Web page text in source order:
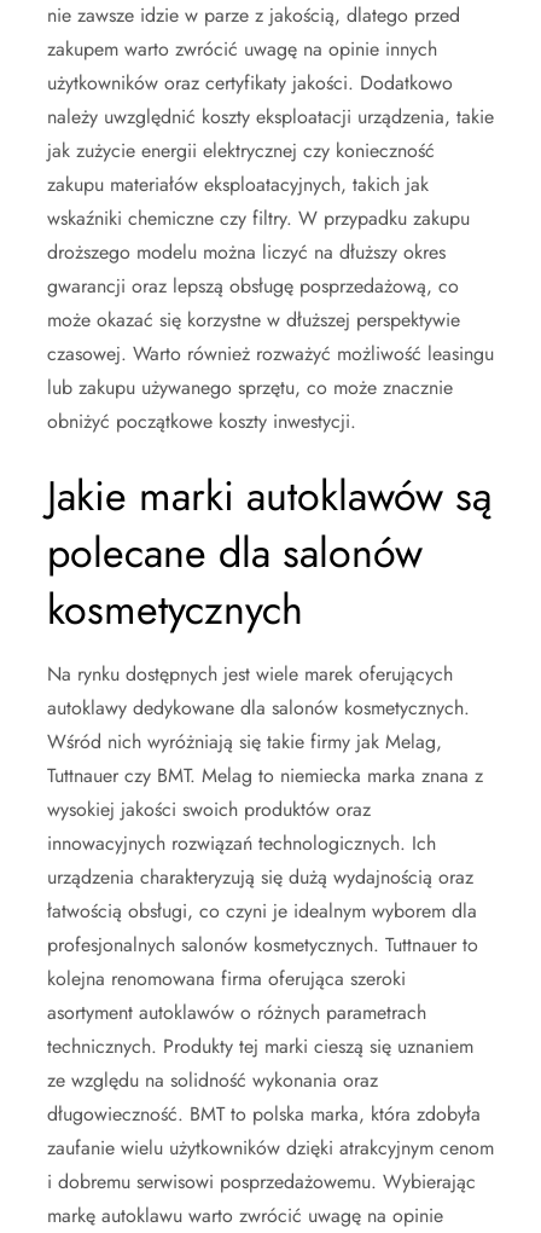
nie zawsze idzie w parze z jakością, dlatego przed
zakupem warto zwrócić uwagę na opinie innych
użytkowników oraz certyfikaty jakości. Dodatkowo
należy uwzględnić koszty eksploatacji urządzenia, takie
jak zużycie energii elektrycznej czy konieczność
zakupu materiałów eksploatacyjnych, takich jak
wskaźniki chemiczne czy filtry. W przypadku zakupu
droższego modelu można liczyć na dłuższy okres
gwarancji oraz lepszą obsługę posprzedażową, co
może okazać się korzystne w dłuższej perspektywie
czasowej. Warto również rozważyć możliwość leasingu
lub zakupu używanego sprzętu, co może znacznie
obniżyć początkowe koszty inwestycji.
Jakie marki autoklawów są
polecane dla salonów
kosmetycznych
Na rynku dostępnych jest wiele marek oferujących
autoklawy dedykowane dla salonów kosmetycznych.
Wśród nich wyróżniają się takie firmy jak Melag,
Tuttnauer czy BMT. Melag to niemiecka marka znana z
wysokiej jakości swoich produktów oraz
innowacyjnych rozwiązań technologicznych. Ich
urządzenia charakteryzują się dużą wydajnością oraz
łatwością obsługi, co czyni je idealnym wyborem dla
profesjonalnych salonów kosmetycznych. Tuttnauer to
kolejna renomowana firma oferująca szeroki
asortyment autoklawów o różnych parametrach
technicznych. Produkty tej marki cieszą się uznaniem
ze względu na solidność wykonania oraz
długowieczność. BMT to polska marka, która zdobyła
zaufanie wielu użytkowników dzięki atrakcyjnym cenom
i dobremu serwisowi posprzedażowemu. Wybierając
markę autoklawu warto zwrócić uwagę na opinie